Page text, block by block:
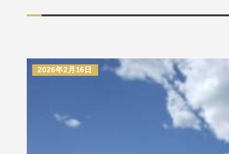
2026年2月16日